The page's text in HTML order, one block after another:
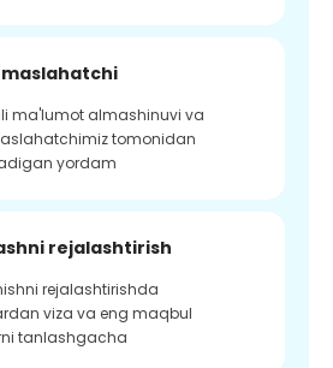
ma'lumot almashinuvi va
tomonidan
yordam
rejalashtirish
rejalashtirishda
viza va eng maqbul
tanlashgacha